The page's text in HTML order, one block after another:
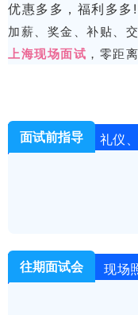
优惠多多，福利多多!
加薪、奖金、补贴、
上海现场面试 ，零距
面试前指导 礼仪
往期面试会 现场